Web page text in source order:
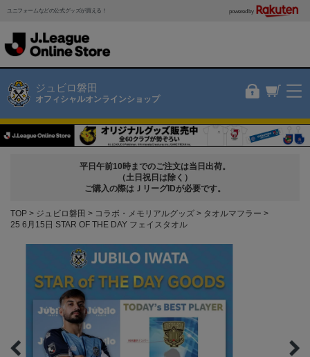
ユニフォームなどの公式グッズが買える！ powered by
ジュビロ磐田
オフィシャルオンラインショップ
平日午前10時までのご注文は当日出荷。
（土日祝日は除く）
ご購入の際はＪリーグIDが必要です。
TOP ジュビロ磐田 コラボ・メモリアルグッズ
タオルマフラー
25 6月15日 STAR OF THE DAY フェイスタオル